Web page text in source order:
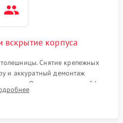
корпуса
Снятие крепежных
и аккуратный демонтаж
Отсоединение шлейфов
к силовым платам, катушкам